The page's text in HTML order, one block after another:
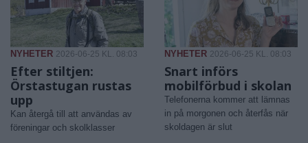
NYHETER 2026-06-25 KL. 08:03
Efter stiltjen:
Örstastugan rustas
upp
Kan återgå till att användas av
föreningar och skolklasser
NYHETER 2026-06-25 KL. 08:03
Snart införs
mobilförbud i skolan
Telefonerna kommer att lämnas
in på morgonen och återfås när
skoldagen är slut